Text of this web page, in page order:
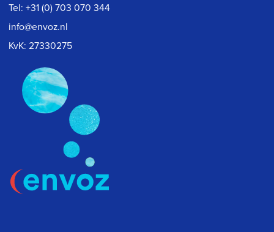
Tel:+31 (0) 703 070 344
info@envoz.nl
KvK: 27330275